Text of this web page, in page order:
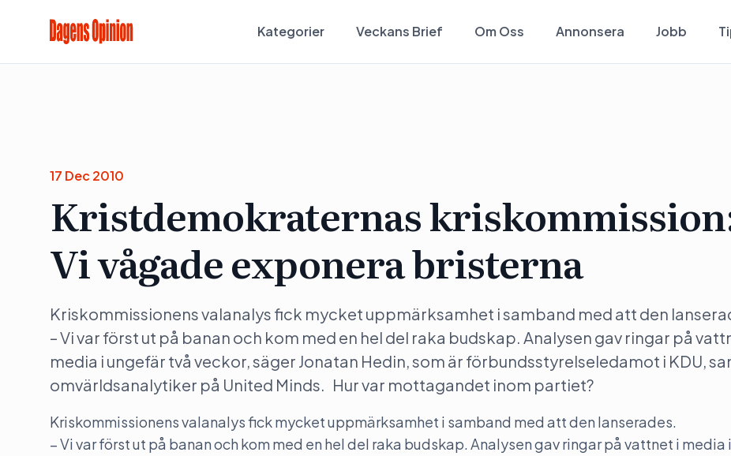
Kategorier Veckans Brief Om Oss Annonsera Jobb
17 Dec 2010
Kristdemokraternas
Vi vågade exponera bristerna
Kriskommissionens valanalys fick mycket uppmärksamhet i samband med att den
– Vi var först ut på banan och kom med en hel del raka budskap. Analysen gav ringar på
media i ungefär två veckor, säger Jonatan Hedin, som är förbundsstyrelseledamot i KDU,
omvärldsanalytiker på United Minds. Hur var mottagandet inom partiet?
Kriskommissionens valanalys fick mycket uppmärksamhet i samband med att den lanserades.
– Vi var först ut på banan och kom med en hel del raka budskap. Analysen gav ringar på vattnet i media i